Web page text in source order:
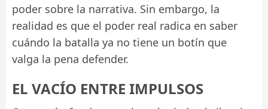
poder sobre la narrativa. Sin embargo, la
realidad es que el poder real radica en saber
cuándo la batalla ya no tiene un botín que
valga la pena defender.
EL VACÍO ENTRE IMPULSOS